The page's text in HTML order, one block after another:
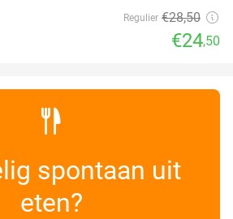
Regulier €28,50
€24,50
spontaan uit
eten?